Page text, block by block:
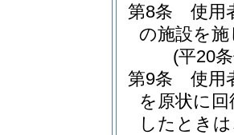
第8条
使用
の施設を
(平20
第9条
使用
を原状に
したとき